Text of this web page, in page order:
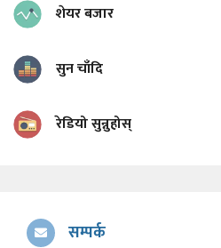
शेयर बजार
सुन चाँदि
रेडियो सुन्नुहोस्
सम्पर्क